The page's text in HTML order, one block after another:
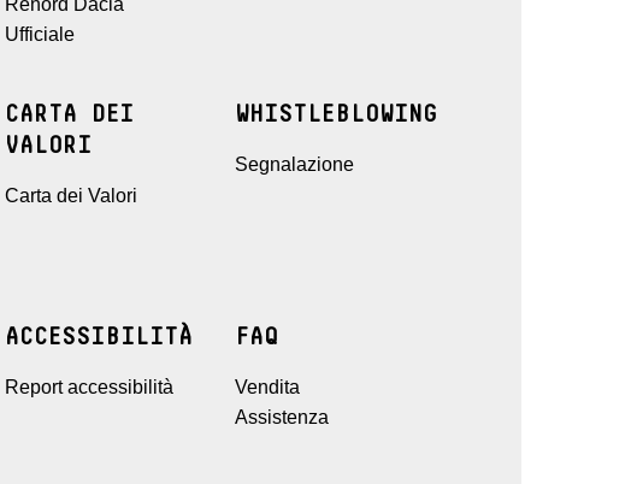
Renord Dacia
Ufficiale
CARTA DEI
VALORI
Carta dei Valori
WHISTLEBLOWING
Segnalazione
ACCESSIBILITÀ
Report accessibilità
FAQ
Vendita
Assistenza